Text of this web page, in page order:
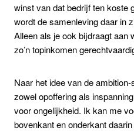
winst van dat bedrijf ten koste
wordt de samenleving daar in
Alleen als je ook bijdraagt aan
zo’n topinkomen
Naar het idee van de
zowel opoffering als
voor ongelijkheid. Ik kan me
bovenkant en onderkant